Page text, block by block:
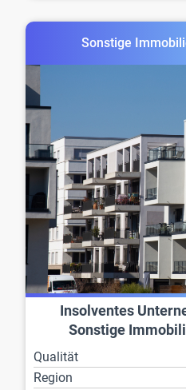
Sonstige
Insolventes
Sonstige
Qualität
Region